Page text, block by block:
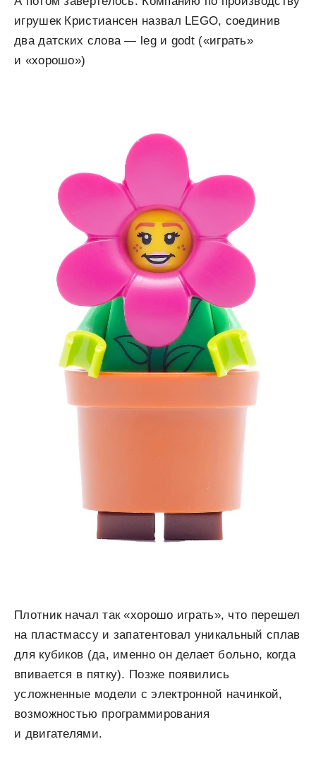
игрушек Кристиансен назвал LEGO, соединив
два датских слова — legи godt («играть»
и «хорошо»)
Плотник начал так «хорошо играть», что перешел
на пластмассу и запатентовал уникальный сплав
для кубиков (да, именно он делает больно, когда
впивается в пятку). Позже появились
усложненные модели с электронной начинкой,
возможностью программирования
и двигателями.